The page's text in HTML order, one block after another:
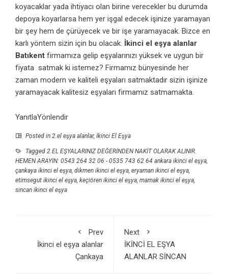
koyacaklar yada ihtiyacı olan birine verecekler bu durumda
depoya koyarlarsa hem yer işgal edecek işinize yaramayan
bir şey hem de çürüyecek ve bir işe yaramayacak. Bizce en
karlı yöntem sizin için bu olacak. İkinci el eşya alanlar
Batıkent firmamıza gelip eşyalarınızı yüksek ve uygun bir
fiyata satmak ki istemez? Firmamız bünyesinde her
zaman modern ve kaliteli eşyaları satmaktadır sizin işinize
yaramayacak kalitesiz eşyaları firmamız satmamakta.
YanıtlaYönlendir
Posted in 2.el eşya alanlar, İkinci El Eşya
Tagged 2.EL EŞYALARINIZ DEĞERİNDEN NAKİT OLARAK ALINIR.
HEMEN ARAYIN: 0543 264 32 06 - 0535 743 62 64 ankara ikinci el eşya,
çankaya ikinci el eşya, dikmen ikinci el eşya, eryaman ikinci el eşya,
etimsegut ikinci el eşya, keçiören ikinci el eşya, mamak ikinci el eşya,
sincan ikinci el eşya
Prev
İkinci el eşya alanlar
Çankaya
Next
İKİNCİ EL EŞYA
ALANLAR SİNCAN